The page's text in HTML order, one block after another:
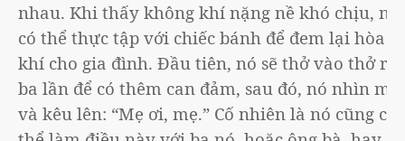
nhau. Khi thấy không khí nặng nề khó chịu, nó
có thể thực tập với chiếc bánh để đem lại hòa
khí cho gia đình. Đầu tiên, nó sẽ thở vào thở ra
ba lần để có thêm can đảm, sau đó, nó nhìn mẹ
và kêu lên: “Mẹ ơi, mẹ.” Cố nhiên là nó cũng có